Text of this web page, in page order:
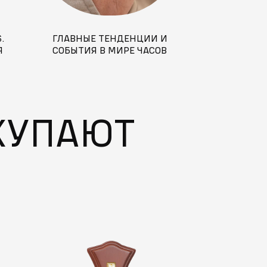
ГЛАВНЫЕ ТЕНДЕНЦИИ И
СОБЫТИЯ В МИРЕ ЧАСОВ